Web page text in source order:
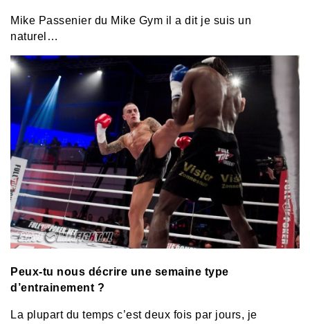
Mike Passenier du Mike Gym il a dit je suis un
naturel…
Peux-tu nous décrire une semaine type
d’entrainement ?
La plupart du temps c’est deux fois par jours, je